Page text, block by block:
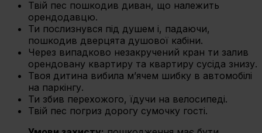
Твій пес пошкодив диван, що належить
орендодавцю.
Ти послизнувся під душем і, падаючи,
пошкодив дверцята душової кабіни.
Через випадково незакручений кран ти залив
орендовану квартиру та квартиру сусіда знизу.
Твоя дитина вибила м’ячем шибку в автомобілі
на паркінгу.
Ти збив перехожого, їдучи на велосипеді.
Твій пес погриз дорогу сумочку гості.